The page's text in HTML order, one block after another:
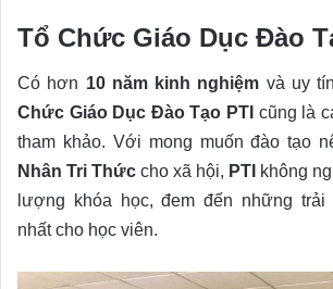
Tổ Chức Giáo Dục Đào
Có hơn 10 năm kinh nghiệm và uy
Chức Giáo Dục Đào Tạo PTI cũng là
tham khảo. Với mong muốn đào tạo
Nhân Tri Thức cho xã hội, PTI không
lượng khóa học, đem đến những trải
nhất cho học viên.